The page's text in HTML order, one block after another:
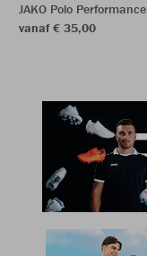
JAKO Polo Performance
vanaf € 35,00